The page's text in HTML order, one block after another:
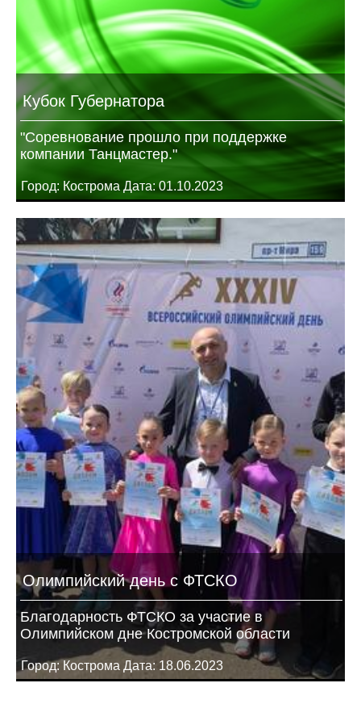
Кубок Губернатора
"Соревнование прошло при поддержке
компании Танцмастер."
Город: Кострома Дата: 01.10.2023
Олимпийский день с ФТСКО
Благодарность ФТСКО за участие в
Олимпийском дне Костромской области
Город: Кострома Дата: 18.06.2023